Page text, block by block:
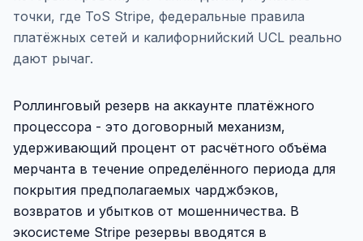
точки, где ToS Stripe, федеральные правила
платёжных сетей и калифорнийский UCL реально
дают рычаг.
Роллинговый резерв на аккаунте платёжного
процессора - это договорный механизм,
удерживающий процент от расчётного объёма
мерчанта в течение определённого периода для
покрытия предполагаемых чарджбэков,
возвратов и убытков от мошенничества. В
экосистеме Stripe резервы вводятся в